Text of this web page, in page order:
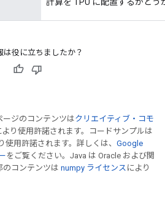
は役に立ちましたか？
ジのコンテンツはクリエイティブ・コモ
より使用許諾されます。コードサンプルは
使用許諾されます。詳しくは、 Google
をご覧ください。Java は Oracle および関
のコンテンツは numpy ライセンス により